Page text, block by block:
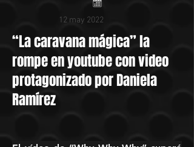
12 may 2022
“La caravana mágica” la
rompe en youtube con video
protagonizado por Daniela
Ramírez